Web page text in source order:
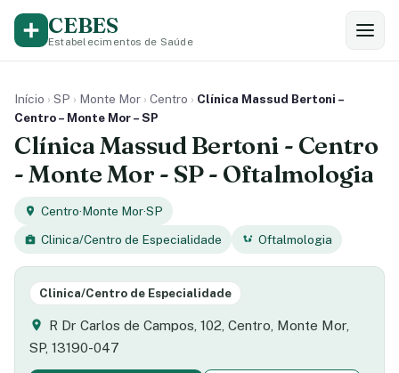
CEBES
Estabelecimentos de Saúde
Início › SP › Monte Mor › Centro › Clínica Massud Bertoni –
Centro – Monte Mor – SP
Clínica Massud Bertoni - Centro
- Monte Mor - SP - Oftalmologia
Centro·Monte Mor·SP
Clinica/Centro de Especialidade
Oftalmologia
Clinica/Centro de Especialidade
R Dr Carlos de Campos, 102, Centro, Monte Mor,
SP, 13190-047